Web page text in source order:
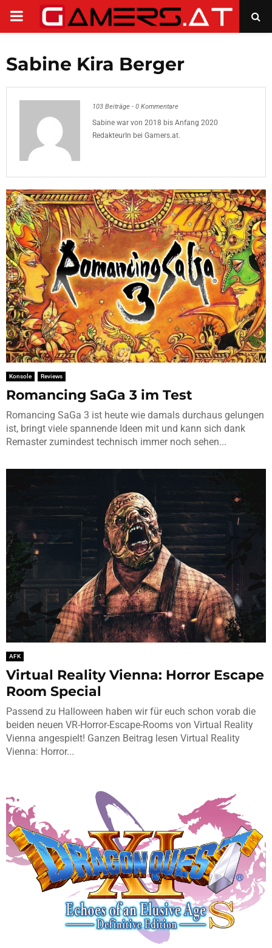
PRIMARY
Sabine Kira Berger
103 Beiträge - 0 Kommentare
Sabine war von 2018 bis Anfang 2020
RedakteurIn bei Gamers.at.
Konsole Reviews
Romancing SaGa 3 im Test
Romancing SaGa 3 ist heute wie damals durchaus gelungen
ist, bringt viele spannende Ideen mit und kann sich dank
Remaster zumindest technisch immer noch sehen...
AFK
Virtual Reality Vienna: Horror Escape
Room Special
Passend zu Halloween haben wir für euch schon vorab die
beiden neuen VR-Horror-Escape-Rooms von Virtual Reality
Vienna angespielt! Ganzen Beitrag lesen Virtual Reality
Vienna: Horror...